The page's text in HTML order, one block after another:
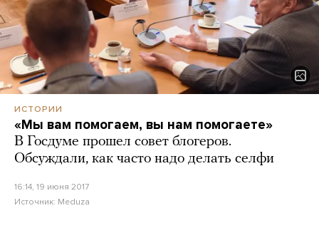
ИСТОРИИ
«Мы вам помогаем, вы нам помогаете»
В Госдуме прошел совет блогеров.
Обсуждали, как часто надо делать селфи
16:14, 19 июня 2017
Источник: Meduza